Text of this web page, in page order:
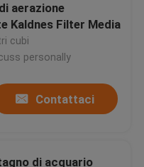
aerazione
Kaldnes Filter Media
cubi
personally
Contattaci
di acquario